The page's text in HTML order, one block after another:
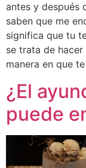
antes y después
saben que me
significa que tu
se trata de
manera en que
¿El
puede